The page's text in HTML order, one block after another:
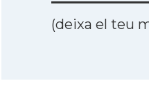
(deixa el teu